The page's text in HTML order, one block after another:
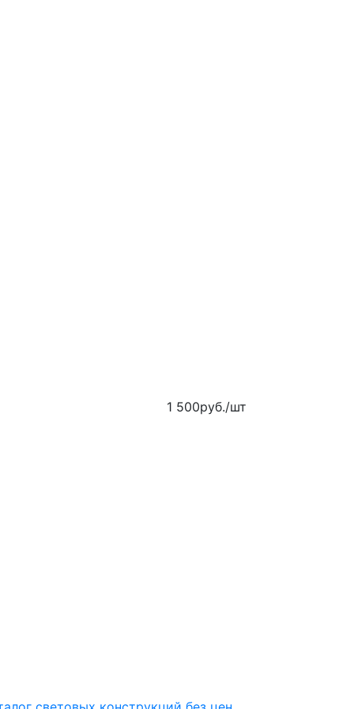
1 500руб./шт